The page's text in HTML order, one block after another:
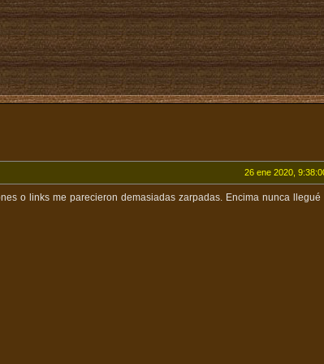
26 ene 2020,
o links me parecieron demasiadas zarpadas. Encima nunca llegué